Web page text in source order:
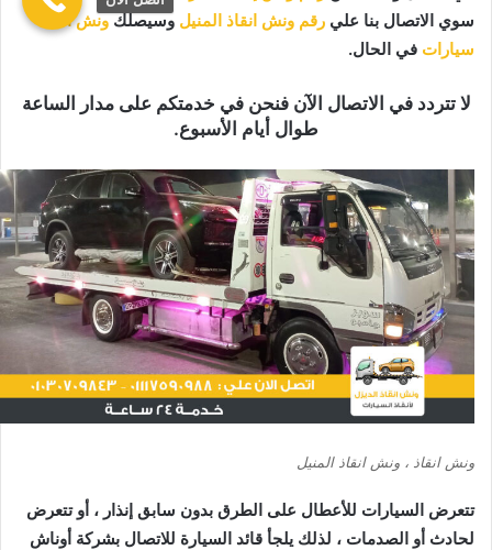
سوي الاتصال بنا علي رقم ونش انقاذ المنيل وسيصلكونش انقاذ
سيارات في الحال.
لا تتردد في الاتصال الآن فنحن في خدمتكم على مدار الساعة
طوال أيام الأسبوع.
ونش انقاذ ، ونش انقاذ المنيل
تتعرض السيارات للأعطال على الطرق بدون سابق إنذار ، أو تتعرض
لحادث أو الصدمات ، لذلك يلجأ قائد السيارة للاتصال بشركة أوناش